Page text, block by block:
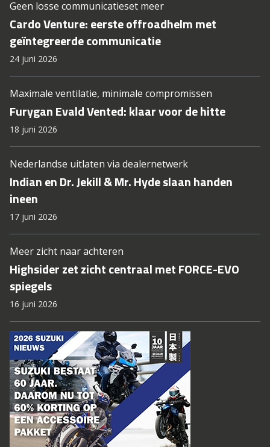
Geen losse communicatieset meer
Cardo Venture: eerste offroadhelm met
geïntegreerde communicatie
24 juni 2026
Maximale ventilatie, minimale compromissen
Furygan Evald Vented: klaar voor de hitte
18 juni 2026
Nederlandse uitlaten via dealernetwerk
Indian en Dr. Jekill & Mr. Hyde slaan handen
ineen
17 juni 2026
Meer zicht naar achteren
Highsider zet zicht centraal met FORCE-EVO
spiegels
16 juni 2026